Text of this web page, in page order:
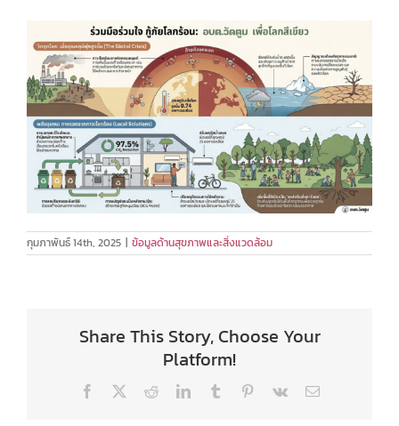
กุมภาพันธ์ 14th, 2025 | ข้อมูลด้านสุขภาพและสิ่งแวดล้อม
Share This Story, Choose Your
Platform!
Facebook RedditLinkedInTumblr Pinterest
Vk Email